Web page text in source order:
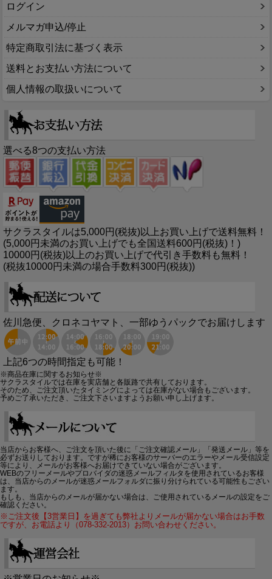
ログイン
メルマガ申込/停止
特定商取引法に基づく表示
送料とお支払い方法について
個人情報の取扱いについて
選べる8つの支払い方法
サクラスタイルは5,000円(税抜)以上お買い上げで送料無料！
(5,000円未満のお買い上げでも全国送料600円(税抜)！)
10000円(税抜)以上のお買い上げで代引き手数料も無料！
(税抜10000円未満の場合手数料300円(税抜))
佐川急便、クロネコヤマト、一部ゆうパックでお届けします
上記6つの時間指定も可能！
※商品在庫に関するお知らせ※
サクラスタイルでは在庫を実店舗と各販路で共有しております。
そのため、ご注文頂いたタイミングによっては在庫がない場合もございます。
予めご了承いただき、ご注文下さいますようお願い申し上げます。
当店からお客様へ、ご注文を頂いた後に「ご注文確認メール」「発送メール」等を
必ずお送りしております。ですが稀にお客様のサーバーのエラーやメール受信設定
等により、メールがお客様へお届けできていない場合がございます。
WEBのフリーメールやプロバイダの迷惑メールフィルタを使用されているお客様
は、当店からのメールが迷惑メールフォルダに振り分けられている可能性もござい
ます。
もしも、当店からのメールが届かない場合は、ご使用されているメールの設定をご
確認ください。
※ご注文後【3営業日】を過ぎても弊社よりメールが届かない場合はお手数
ですが、お電話より（078-332-2013）お問い合わせください。